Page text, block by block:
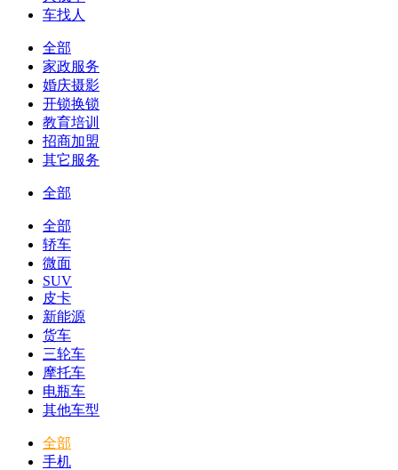
车找人
全部
家政服务
婚庆摄影
开锁换锁
教育培训
招商加盟
其它服务
全部
全部
轿车
微面
SUV
皮卡
新能源
货车
三轮车
摩托车
电瓶车
其他车型
全部
手机